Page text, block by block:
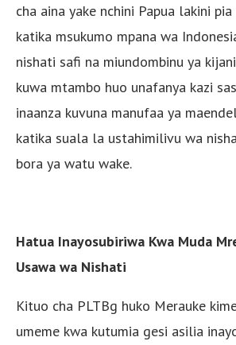
cha aina yake nchini Papua lakini
katika msukumo mpana wa
nishati safi na miundombinu ya
kuwa mtambo huo unafanya kazi
inaanza kuvuna manufaa ya
katika suala la ustahimilivu wa
bora ya watu wake.
Hatua Inayosubiriwa Kwa Muda
Usawa wa Nishati
Kituo cha PLTBg huko Merauke
umeme kwa kutumia gesi asilia